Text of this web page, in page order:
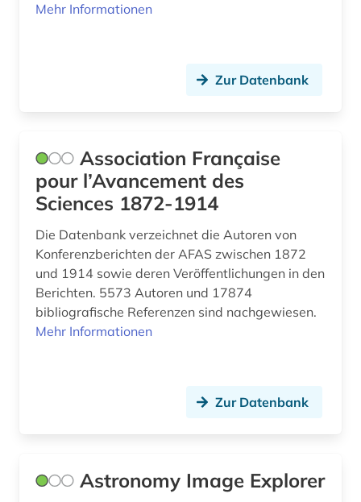
informationswissenschaft (1)
ingenieurwissenschaften (2)
interaktionen (1)
international (1)
isaac (1)
iso normen (1)
japan (2)
Mehr Informationen
Zur Datenbank
Association Française
pour l’Avancement des
Sciences 1872-1914
Die Datenbank verzeichnet die Autoren von
Konferenzberichten der AFAS zwischen 1872
und 1914 sowie deren Veröffentlichungen in den
Berichten. 5573 Autoren und 17874
bibliografische Referenzen sind nachgewiesen.
Mehr Informationen
Zur Datenbank
Astronomy Image Explorer